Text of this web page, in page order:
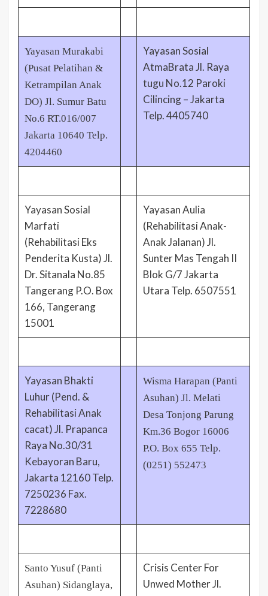
Yayasan Murakabi
(Pusat Pelatihan &
Ketrampilan Anak
DO) Jl. Sumur Batu
No.6 RT.016/007
Jakarta 10640 Telp.
4204460
Yayasan Sosial
AtmaBrata Jl. Raya
tugu No.12 Paroki
Cilincing – Jakarta
Telp. 4405740
Yayasan Sosial
Marfati
(Rehabilitasi Eks
Penderita Kusta) Jl.
Dr. Sitanala No.85
Tangerang P.O. Box
166, Tangerang
15001
Yayasan Aulia
(Rehabilitasi Anak-
Anak Jalanan) Jl.
Sunter Mas Tengah II
Blok G/7 Jakarta
Utara Telp. 6507551
Yayasan Bhakti
Luhur (Pend. &
Rehabilitasi Anak
cacat) Jl. Prapanca
Raya No.30/31
Kebayoran Baru,
Jakarta 12160 Telp.
7250236 Fax.
7228680
Wisma Harapan (Panti
Asuhan) Jl. Melati
Desa Tonjong Parung
Km.36 Bogor 16006
P.O. Box 655 Telp.
(0251) 552473
Santo Yusuf (Panti
Asuhan) Sidanglaya,
Crisis Center For
Unwed Mother Jl.